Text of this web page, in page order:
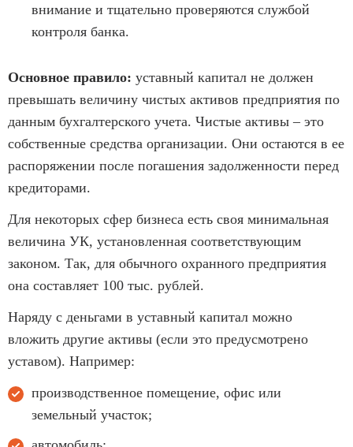
внимание и тщательно проверяются службой
контроля банка.
Основное правило: уставный капитал не должен
превышать величину чистых активов предприятия по
данным бухгалтерского учета. Чистые активы – это
собственные средства организации. Они остаются в ее
распоряжении после погашения задолженности перед
кредиторами.
Для некоторых сфер бизнеса есть своя минимальная
величина УК, установленная соответствующим
законом. Так, для обычного охранного предприятия
она составляет 100 тыс. рублей.
Наряду с деньгами в уставный капитал можно
вложить другие активы (если это предусмотрено
уставом). Например:
производственное помещение, офис или
земельный участок;